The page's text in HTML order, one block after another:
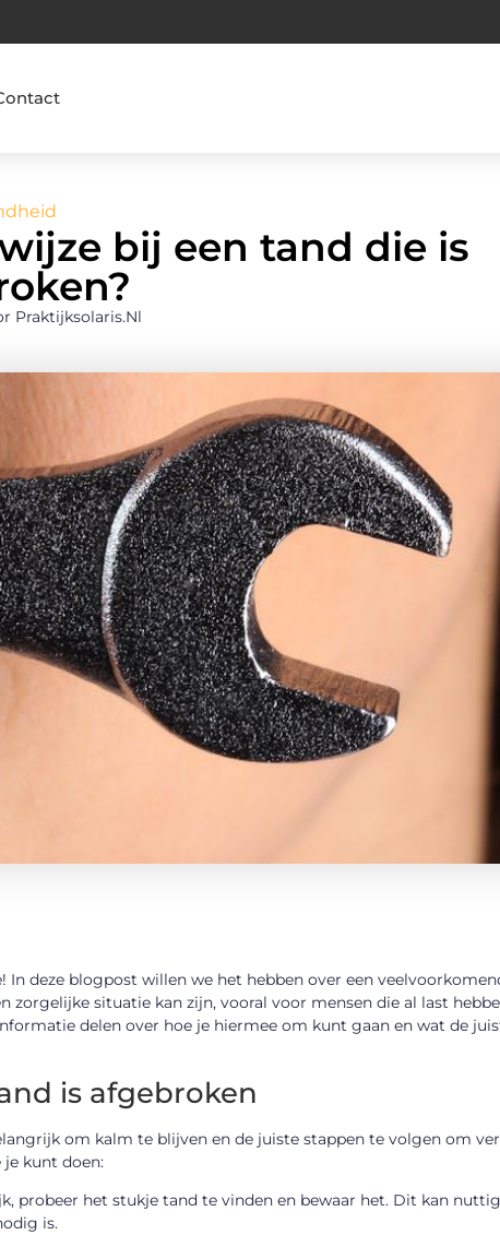
bij een tand die is
Praktijksolaris.nl
deze blogpost willen we het hebben over een
zorgelijke situatie kan zijn, vooral voor mensen die al last
delen over hoe je hiermee om kunt gaan en wat de
is afgebroken
om kalm te blijven en de juiste stappen te volgen om
je kunt doen:
probeer het stukje tand te vinden en bewaar het. Dit kan
is.